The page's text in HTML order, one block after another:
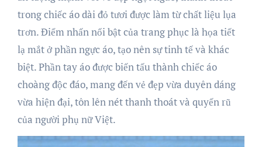
trong chiếc áo dài đỏ tươi được làm từ chất liệu lụa
trơn. Điểm nhấn nổi bật của trang phục là họa tiết
lạ mắt ở phần ngực áo, tạo nên sự tinh tế và khác
biệt. Phần tay áo được biến tấu thành chiếc áo
choàng độc đáo, mang đến vẻ đẹp vừa duyên dáng
vừa hiện đại, tôn lên nét thanh thoát và quyến rũ
của người phụ nữ Việt.